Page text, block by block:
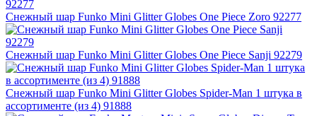
Снежный шар Funko Mini Glitter Globes One Piece Zoro 92277
Снежный шар Funko Mini Glitter Globes One Piece Sanji 92279
Снежный шар Funko Mini Glitter Globes Spider-Man 1 штука в
ассортименте (из 4) 91888